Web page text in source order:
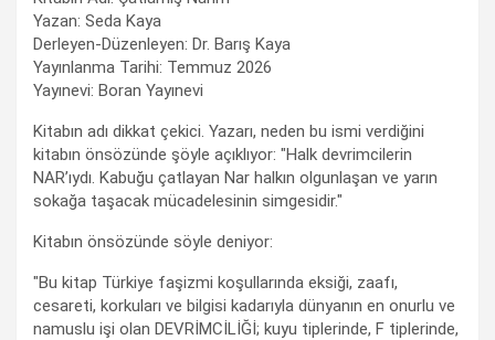
Yazan: Seda Kaya
Derleyen-Düzenleyen: Dr. Barış Kaya
Yayınlanma Tarihi: Temmuz 2026
Yayınevi: Boran Yayınevi
Kitabın adı dikkat çekici. Yazarı, neden bu ismi verdiğini
kitabın önsözünde şöyle açıklıyor: "Halk devrimcilerin
NAR’ıydı. Kabuğu çatlayan Nar halkın olgunlaşan ve yarın
sokağa taşacak mücadelesinin simgesidir."
Kitabın önsözünde söyle deniyor:
"Bu kitap Türkiye faşizmi koşullarında eksiği, zaafı,
cesareti, korkuları ve bilgisi kadarıyla dünyanın en onurlu ve
namuslu işi olan DEVRİMCİLİĞİ; kuyu tiplerinde, F tiplerinde,